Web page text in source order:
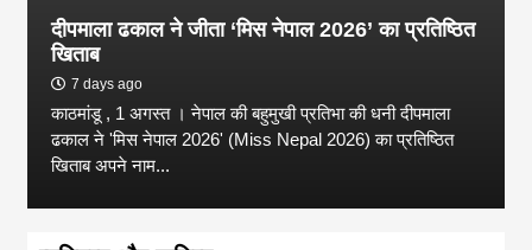
दीपमाला ढकाल ने जीता ‘मिस नेपाल 2026’ का प्रतिष्ठित
खिताब
7 days ago
काठमांडू , 1 अगस्त । नेपाल की बहुमुखी प्रतिभा की धनी दीपमाला
ढकाल ने 'मिस नेपाल 2026' (Miss Nepal 2026) का प्रतिष्ठित
खिताब अपने नाम...